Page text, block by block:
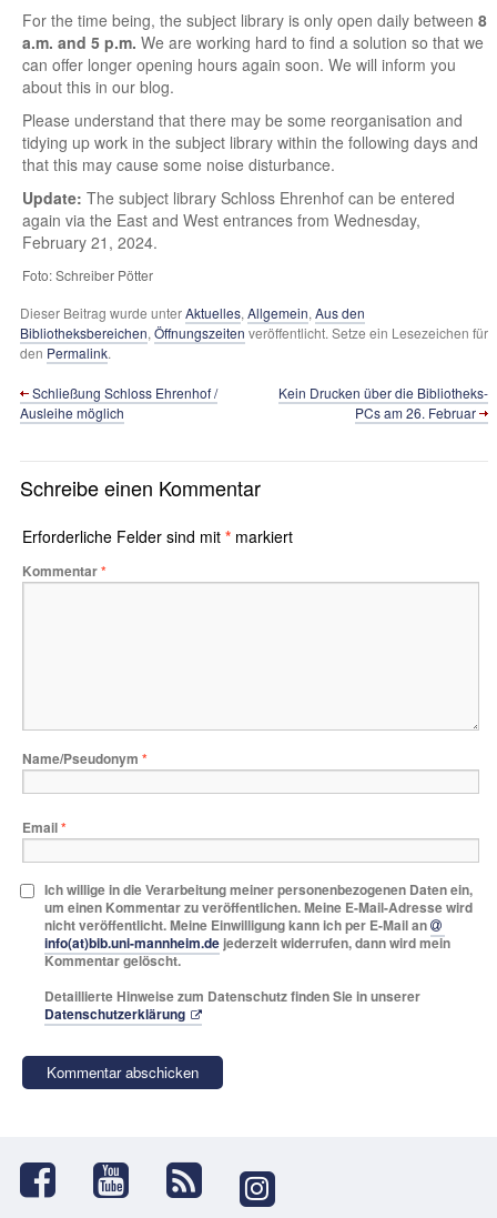
For the time being, the subject library is only open daily between 8
a.m. and 5 p.m. We are working hard to find a solution so that we
can offer longer opening hours again soon. We will inform you
about this in our blog.
Please understand that there may be some reorganisation and
tidying up work in the subject library within the following days and
that this may cause some noise disturbance.
Update: The subject library Schloss Ehrenhof can be entered
again via the East and West entrances from Wednesday,
February 21, 2024.
Foto: Schreiber Pötter
Dieser Beitrag wurde unterAktuelles, Allgemein, Aus den
Bibliotheksbereichen, Öffnungszeiten veröffentlicht. Setze ein Lesezeichen für
den Permalink.
Schließung Schloss Ehrenhof /
Ausleihe möglich
Kein Drucken über die Bibliotheks-
PCs am 26. Februar
Schreibe einen Kommentar
Erforderliche Felder sind mit * markiert
Kommentar*
Name/Pseudonym *
Email*
Ich willige in die Verarbeitung meiner personenbezogenen Daten ein,
um einen Kommentar zu veröffentlichen. Meine E-Mail-Adresse wird
nicht veröffentlicht. Meine Einwilligung kann ich per E-Mail an
info(at)bib.uni-mannheim.de jederzeit widerrufen, dann wird mein
Kommentar gelöscht.
Detaillierte Hinweise zum Datenschutz finden Sie in unserer
Datenschutzerklärung